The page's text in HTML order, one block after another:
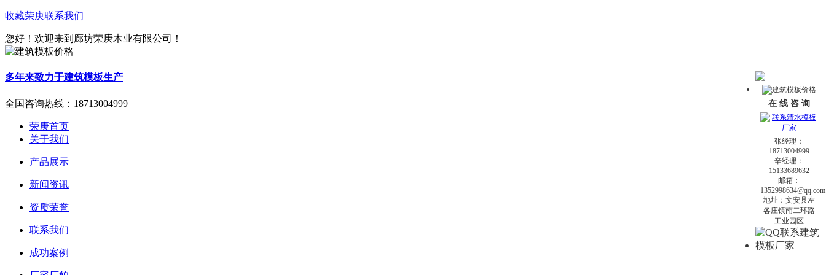
收藏荣庚联系我们
您好！欢迎来到廊坊荣庚木业有限公司！
多年来致力于建筑模板生产
全国咨询热线： 18713004999
荣庚首页
关于我们
产品展示
新闻资讯
资质荣誉
联系我们
成功案例
在 线 咨 询
张经理：
18713004999
辛经理：
15133689632
邮箱：
1352998634@qq.com
地址：文安县左
各庄镇南二环路
工业园区